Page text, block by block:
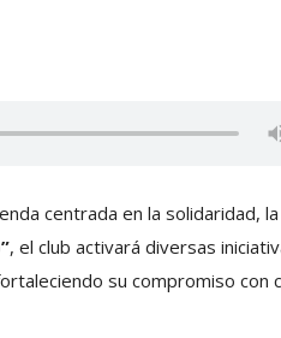
centrada en la solidaridad, la
, el club activará diversas
su compromiso con